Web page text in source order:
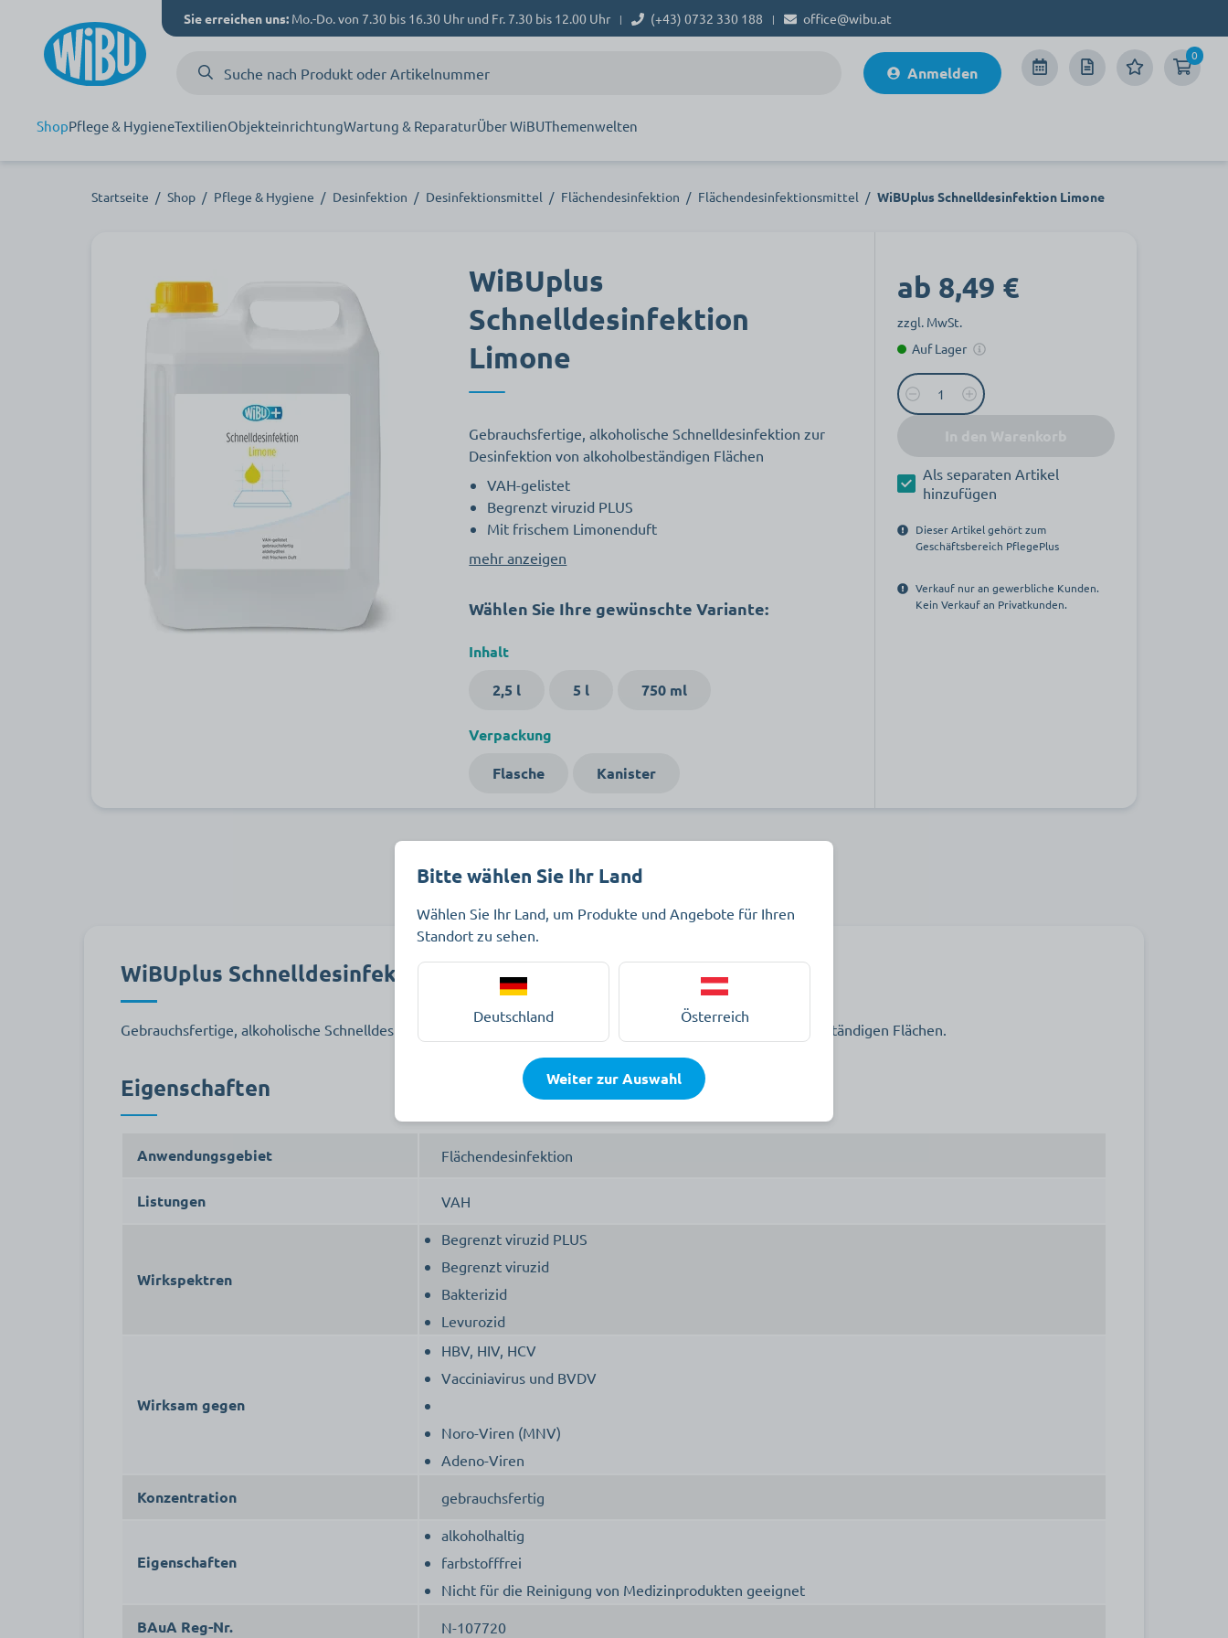
Sie erreichen uns:Mo.-Do. von 7.30 bis 16.30 Uhr und Fr. 7.30 bis 12.00 Uhr | (+43) 0732 330 188 | office@wibu.at
Anmelden
0
ShopPflege & HygieneTextilienObjekteinrichtungWartung & ReparaturÜber WiBUThemenwelten
Startseite / Shop / Pflege & Hygiene / Desinfektion / Desinfektionsmittel / Flächendesinfektion / Flächendesinfektionsmittel / WiBUplus Schnelldesinfektion Limone
WiBUplus
Schnelldesinfektion
Limone
Gebrauchsfertige, alkoholische Schnelldesinfektion zur
Desinfektion von alkoholbeständigen Flächen
VAH-gelistet
Begrenzt viruzid PLUS
Mit frischem Limonenduft
mehr anzeigen
Wählen Sie Ihre gewünschte Variante:
Inhalt
2,5 l
5 l 750 ml
Verpackung
Flasche
Kanister
ab 8,49 €
Auf Lager
zzgl. MwSt.
Als separaten Artikel
hinzufügen
Dieser Artikel gehört zum
Geschäftsbereich PflegePlus
Verkauf nur an gewerbliche Kunden.
Kein Verkauf an Privatkunden.
Beschreibung Dokumente
WiBUplus Schnelldesinfektion Limone
Gebrauchsfertige, alkoholische Schnelldesinfektion zur wirksamen und schnellen Desinfektion von alkoholbeständigen Flächen.
Eigenschaften
Anwendungsgebiet Flächendesinfektion
Listungen VAH
Wirkspektren
Begrenzt viruzid PLUS
Begrenzt viruzid
Bakterizid
Levurozid
Wirksam gegen
HBV, HIV, HCV
Vacciniavirus und BVDV
Noro-Viren (MNV)
Adeno-Viren
Konzentration gebrauchsfertig
Eigenschaften
alkoholhaltig
farbstofffrei
Nicht für die Reinigung von Medizinprodukten geeignet
BAuA Reg-Nr. N-107720
Bitte wählen Sie Ihr Land
Wählen Sie Ihr Land, um Produkte und Angebote für Ihren
Standort zu sehen.
Deutschland Österreich
Weiter zur Auswahl